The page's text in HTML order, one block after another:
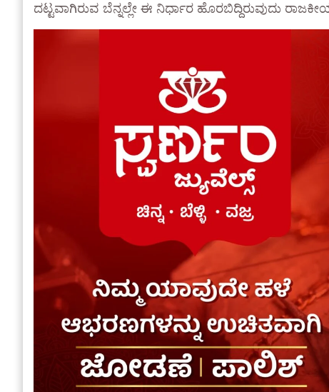
ದಟ್ಟವಾಗಿರುವ ಬೆನ್ನಲ್ಲೇ ಈ ನಿರ್ಧಾರ ಹೊರಬಿದ್ದಿರುವುದು